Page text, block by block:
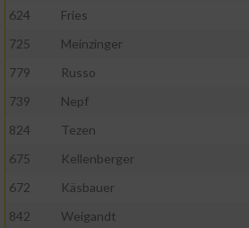
624
Fries
725
Meinzinger
779
Russo
739
Nepf
824
Tezen
675
Kellenberger
672
Käsbauer
842
Weigandt